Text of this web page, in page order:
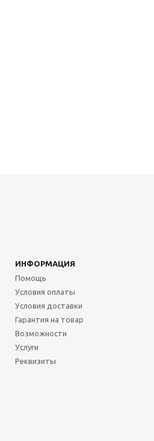
ИНФОРМАЦИЯ
Помощь
Условия оплаты
Условия доставки
Гарантия на товар
Возможности
Услуги
Реквизиты